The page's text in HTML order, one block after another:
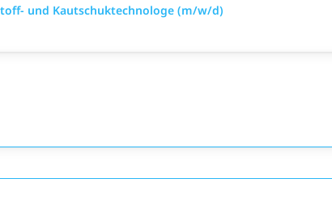
und Kautschuktechnologe (m/w/d)